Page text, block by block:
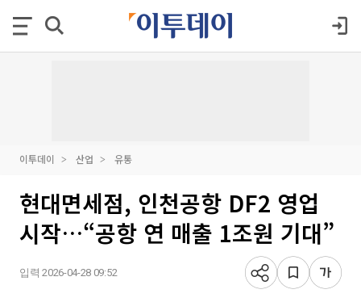
이투데이 산업 유통
현대면세점, 인천공항 DF2 영업
시작…“공항 연 매출 1조원 기대”
입력 2026-04-28 09:52